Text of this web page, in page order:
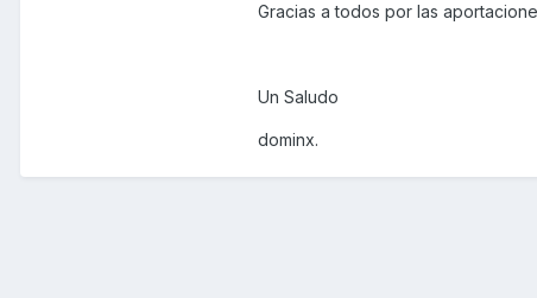
Gracias a todos por las
Un Saludo
dominx.